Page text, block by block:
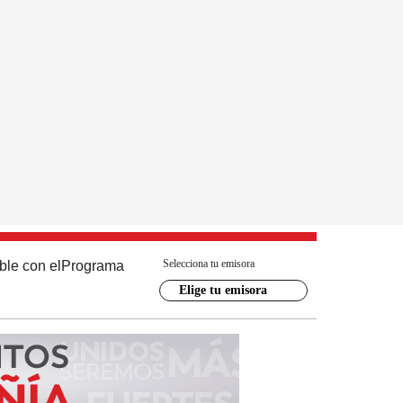
con el Programa Selecciona tu emisora
Elige tu emisora